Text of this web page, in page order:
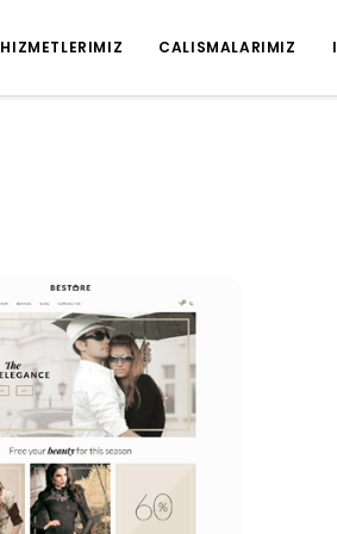
HIZMETLERIMIZ CALISMALARIMIZ